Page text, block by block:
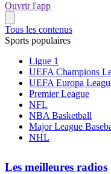
Ouvrir l'app
Tous les contenus
Sports populaires
Ligue 1
UEFA Champions
UEFA Europa
Premier League
NFL
NBA Basketball
Major League
NHL
Les meilleures radios